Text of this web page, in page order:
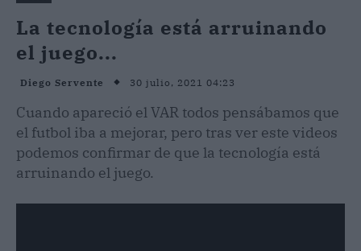
La tecnología está arruinando
el juego...
Diego Servente 30 julio, 2021 04:23
Cuando apareció el VAR todos pensábamos que
el futbol iba a mejorar, pero tras ver este videos
podemos confirmar de que la tecnología está
arruinando el juego.